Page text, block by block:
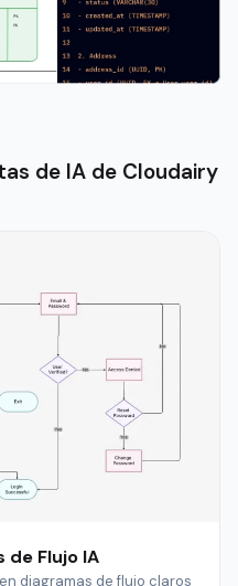
de IA de Cloudairy
de Flujo IA
diagramas de flujo claros